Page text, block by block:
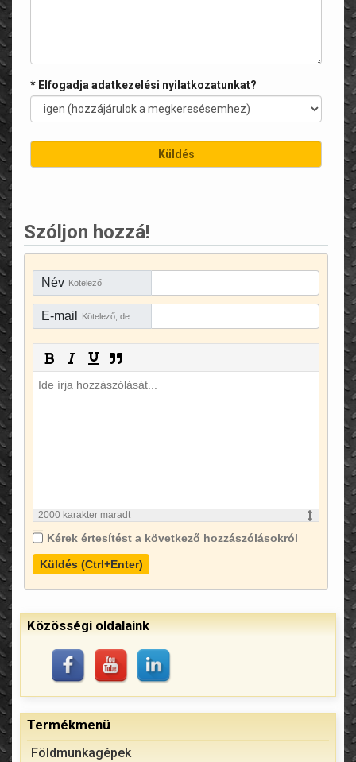
* Elfogadja adatkezelési nyilatkozatunkat?
Szóljon hozzá!
Név Kötelező
E-mail
2000 karakter maradt
Kérek értesítést a következő hozzászólásokról
Küldés (Ctrl+Enter)
Közösségi oldalaink
Termékmenü
Földmunkagépek